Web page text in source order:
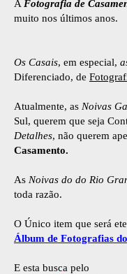
A Fotografia de
muito nos últimos anos.
Os Casais, em especial,
Diferenciado, de
Atualmente, as Noivas
Sul, querem que seja
Detalhes, não querem
Casamento.
As Noivas do do Rio
toda razão.
O Único item que será
Álbum de Fotografias
E esta busca pelo